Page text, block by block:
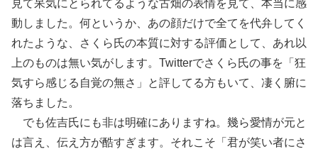
見て呆気にとられてるような古畑の表情を見て、本当に感
動しました。何というか、あの顔だけで全てを代弁してく
れたような、さくら氏の本質に対する評価として、あれ以
上のものは無い気がします。Twitterでさくら氏の事を「狂
気すら感じる自覚の無さ」と評してる方もいて、凄く腑に
落ちました。
でも佐吉氏にも非は明確にありますね。幾ら愛情が元と
は言え、伝え方が酷すぎます。それこそ「君が笑い者にさ